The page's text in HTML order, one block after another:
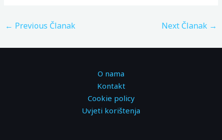
← Previous Članak Next Članak →
O nama
Kontakt
Cookie policy
Uvjeti korištenja